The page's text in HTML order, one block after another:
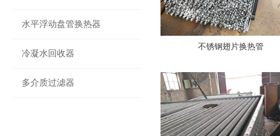
水平浮动盘管换热器
冷凝水回收器
多介质过滤器
不锈钢翅片换热管